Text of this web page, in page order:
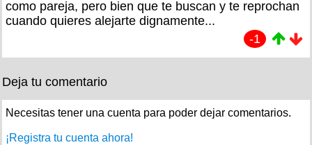
como pareja, pero bien que te buscan y te reprochan
cuando quieres alejarte dignamente...
-1
Deja tu comentario
Necesitas tener una cuenta para poder dejar comentarios.
¡Registra tu cuenta ahora!